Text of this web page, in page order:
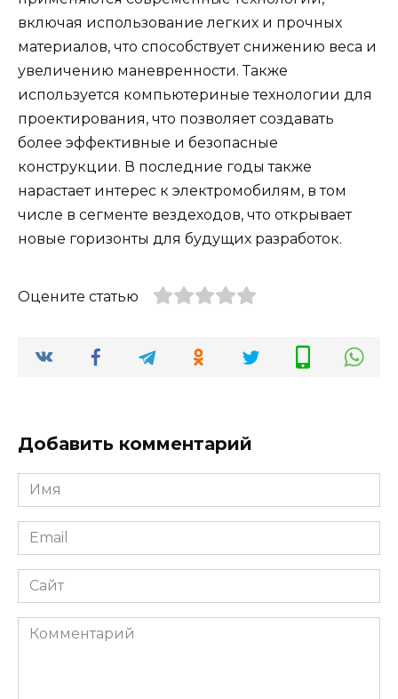
включая использование легких и прочных
материалов, что способствует снижению веса и
увеличению маневренности. Также
используется компьютериные технологии для
проектирования, что позволяет создавать
более эффективные и безопасные
конструкции. В последние годы также
нарастает интерес к электромобилям, в том
числе в сегменте вездеходов, что открывает
новые горизонты для будущих разработок.
Оцените статью
Добавить комментарий
Имя
*
Email
*
Сайт
Комментарий